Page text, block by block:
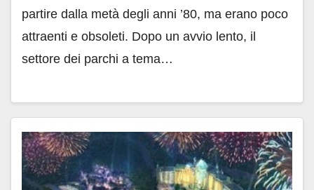
partire dalla metà degli anni ’80, ma erano poco
attraenti e obsoleti. Dopo un avvio lento, il
settore dei parchi a tema…